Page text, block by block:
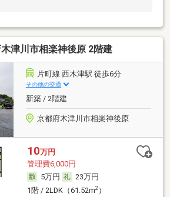
津川市相楽神後原 2階建
片町線 西木津駅 徒歩6分
その他の交通
新築 / 2階建
京都府木津川市相楽神後原
10万円
管理費6,000円
5万円
23万円
1階 / 2LDK（61.52m2）